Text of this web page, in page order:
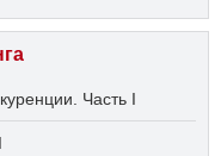
Часть I